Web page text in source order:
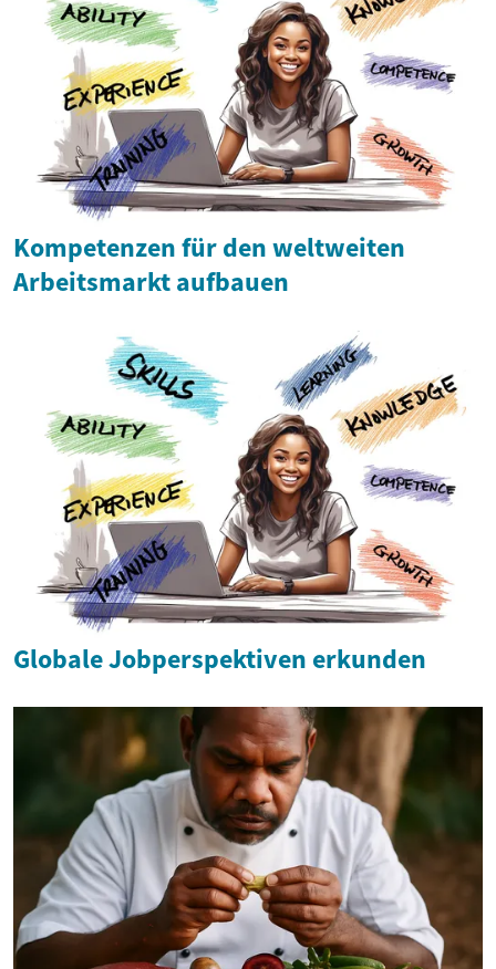
Kompetenzen für den weltweiten
Arbeitsmarkt aufbauen
Globale Jobperspektiven erkunden